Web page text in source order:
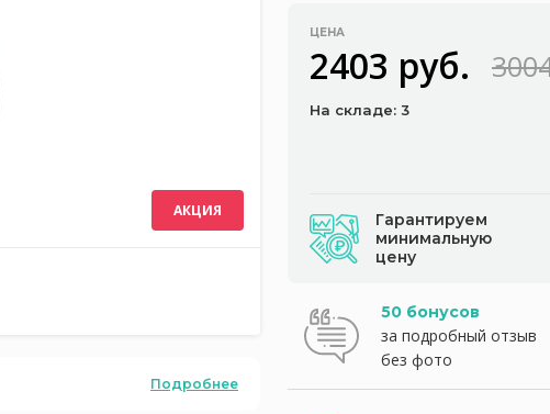
АКЦИЯ
Подробнее
ЦЕНА
2403 руб.
На складе: 3
Гарантируем
минимальную
цену
50 бонусов
за подробный отзыв
без фото